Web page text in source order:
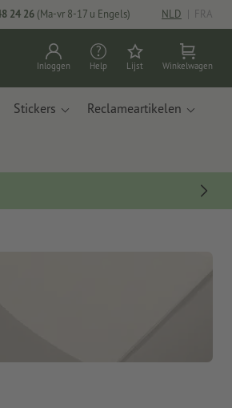
24 26 (Ma-vr 8-17 u Engels) NLD | FRA
Inloggen Help Lijst Winkelwagen
Stickers Reclameartikelen